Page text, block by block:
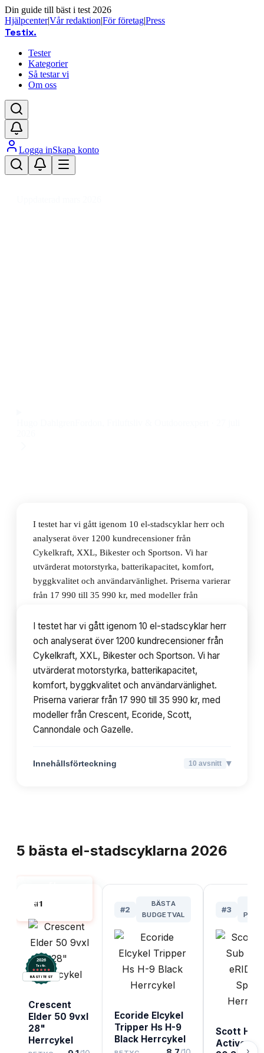
Din guide till bäst i test 2026
Hjälpcenter|Vår redaktion|För företag|Press
Testix.
Tester
Kategorier
Så testar vi
Om oss
Logga inSkapa konto
I testet har vi gått igenom 10 el-stadscyklar herr och
analyserat över 1200 kundrecensioner från
Cykelkraft, XXL, Bikester och Sportson. Vi har
utvärderat motorstyrka, batterikapacitet, komfort,
byggkvalitet och användarvänlighet. Priserna varierar
från 17 990 till 35 990 kr, med modeller från
Innehållsförteckning 10avsnitt
I testet har vi gått igenom 10 el-stadscyklar herr
och analyserat över 1200 kundrecensioner från
Cykelkraft, XXL, Bikester och Sportson. Vi har
utvärderat motorstyrka, batterikapacitet,
komfort, byggkvalitet och användarvänlighet.
Priserna varierar från 17 990 till 35 990 kr, med
modeller från Crescent, Ecoride, Scott,
Cannondale och Gazelle.
Innehållsförteckning 10 avsnitt ▾
5 bästa el-stadscyklarna 2026
HERR BÄST I
#1
2026
Testix.
BÄST I TEST
Crescent
Elder 50 9vxl
28"
Herrcykel
#2
BÄSTA
BUDGETVAL
Ecoride Elcykel
Tripper Hs H-9
Black Herrcykel
#3
Scott
Active